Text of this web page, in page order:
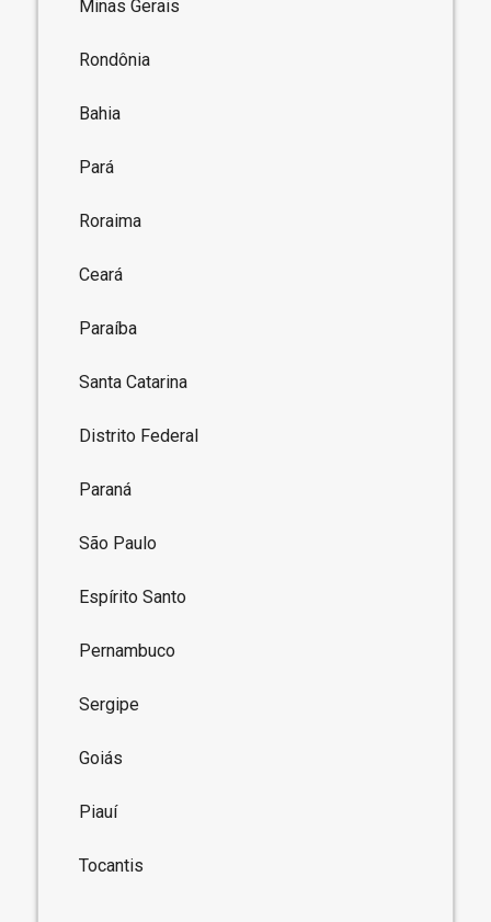
Minas Gerais
Rondônia
Bahia
Pará
Roraima
Ceará
Paraíba
Santa Catarina
Distrito Federal
Paraná
São Paulo
Espírito Santo
Pernambuco
Sergipe
Goiás
Piauí
Tocantis